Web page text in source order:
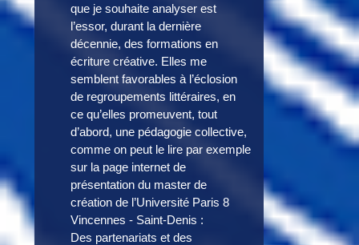
que je souhaite analyser est
l’essor, durant la dernière
décennie, des formations en
écriture créative. Elles me
semblent favorables à l’éclosion
de regroupements littéraires, en
ce qu’elles promeuvent, tout
d’abord, une pédagogie collective,
comme on peut le lire par exemple
sur la page internet de
présentation du master de
création de l’Université Paris 8
Vincennes - Saint-Denis :
Des partenariats et des